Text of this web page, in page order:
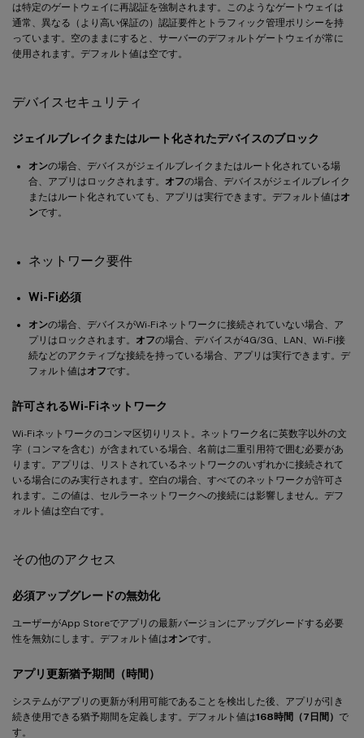
は特定のゲートウェイに再認証を強制されます。このようなゲートウェイは
通常、異なる（より高い保証の）認証要件とトラフィック管理ポリシーを持
っています。空のままにすると、サーバーのデフォルトゲートウェイが常に
使用されます。デフォルト値は空です。
デバイスセキュリティ
ジェイルブレイクまたはルート化されたデバイスのブロック
オンの場合、デバイスがジェイルブレイクまたはルート化されている場
合、アプリはロックされます。 オフの場合、デバイスがジェイルブレイク
またはルート化されていても、アプリは実行できます。デフォルト値はオ
ンです。
ネットワーク要件
Wi-Fi必須
オンの場合、デバイスがWi-Fiネットワークに接続されていない場合、ア
プリはロックされます。 オフの場合、デバイスが4G/3G、LAN、Wi-Fi接
続などのアクティブな接続を持っている場合、アプリは実行できます。デ
フォルト値はオフです。
許可されるWi-Fiネットワーク
Wi-Fiネットワークのコンマ区切りリスト。ネットワーク名に英数字以外の文
字（コンマを含む）が含まれている場合、名前は二重引用符で囲む必要があ
ります。アプリは、リストされているネットワークのいずれかに接続されて
いる場合にのみ実行されます。空白の場合、すべてのネットワークが許可さ
れます。この値は、セルラーネットワークへの接続には影響しません。デフ
ォルト値は空白です。
その他のアクセス
必須アップグレードの無効化
ユーザーがApp Storeでアプリの最新バージョンにアップグレードする必要
性を無効にします。デフォルト値はオンです。
アプリ更新猶予期間（時間）
システムがアプリの更新が利用可能であることを検出した後、アプリが引き
続き使用できる猶予期間を定義します。デフォルト値は168時間（7日間） で
す。